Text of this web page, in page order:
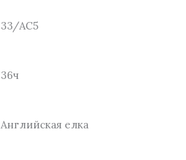
33/АС5
36ч
Английская елка